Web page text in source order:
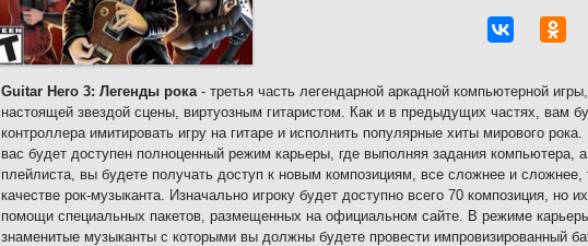
Guitar Hero 3: Легенды рока- третья часть легендарной аркадной компьютерной
настоящей звездой сцены, виртуозным гитаристом. Как и в предыдущих частях, вам
контроллера имитировать игру на гитаре и исполнить популярные хиты мирового
вас будет доступен полноценный режим карьеры, где выполняя задания компьютера,
плейлиста, вы будете получать доступ к новым композициям, все сложнее и
качестве рок-музыканта. Изначально игроку будет доступно всего 70 композиция, но
помощи специальных пакетов, размещенных на официальном сайте. В режиме
знаменитые музыканты с которыми вы должны будете провести импровизированный